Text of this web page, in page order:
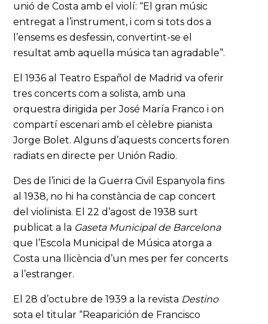
unió de Costa amb el violí: “El gran músic
entregat a l’instrument, i com si tots dos a
l’ensems es desfessin, convertint-se el
resultat amb aquella música tan agradable”.
El 1936 al Teatro Español de Madrid va oferir
tres concerts com a solista, amb una
orquestra dirigida per José María Franco i on
compartí escenari amb el cèlebre pianista
Jorge Bolet. Alguns d’aquests concerts foren
radiats en directe per Unión Radio.
Des de l’inici de la Guerra Civil Espanyola fins
al 1938, no hi ha constància de cap concert
del violinista. El 22 d’agost de 1938 surt
publicat a la Gaseta Municipal de Barcelona
que l’Escola Municipal de Música atorga a
Costa una llicència d’un mes per fer concerts
a l’estranger.
El 28 d’octubre de 1939 a la revista Destino
sota el titular “Reaparición de Francisco